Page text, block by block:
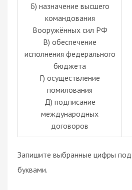
Б) назначение высшего
командования
Вооружённых сил РФ
В) обеспечение
исполнения федерального
бюджета
Г) осуществление
помилования
Д) подписание
международных
договоров
Запишите выбранные цифры
буквами.